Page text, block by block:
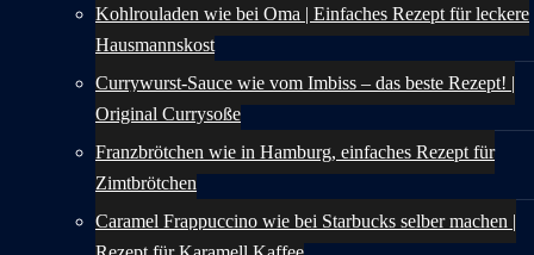
Kohlrouladen wie bei Oma | Einfaches Rezept für leckere
Hausmannskost
Currywurst-Sauce wie vom Imbiss – das beste Rezept! |
Original Currysoße
Franzbrötchen wie in Hamburg, einfaches Rezept für
Zimtbrötchen
Caramel Frappuccino wie bei Starbucks selber machen |